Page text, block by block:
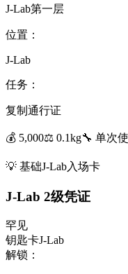
J-Lab第一层
位置：
J-Lab
任务：
复制通行证
💰 5,000⚖️ 0.1kg🔧 单次
💡 基础J-Lab入场卡
J-Lab 2级凭证
罕见
钥匙卡J-Lab
解锁：